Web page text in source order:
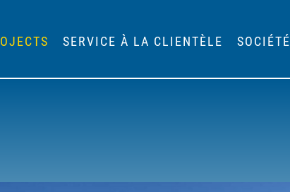
SERVICE À LA CLIENTÈLE SOCIÉTÉ